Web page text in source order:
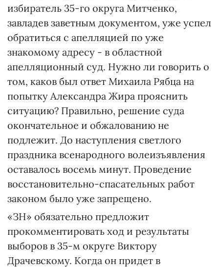
избиратель 35-го округа Митченко,
завладев заветным документом, уже успел
обратиться с апелляцией по уже
знакомому адресу - в областной
апелляционный суд. Нужно ли говорить о
том, каков был ответ Михаила Рябца на
попытку Александра Жира прояснить
ситуацию? Правильно, решение суда
окончательное и обжалованию не
подлежит. До наступления светлого
праздника всенародного волеизъявления
оставалось восемь минут. Проведение
восстановительно-спасательных работ
законом было уже запрещено.
«ЗН» обязательно предложит
прокомментировать ход и результаты
выборов в 35-м округе Виктору
Драчевскому. Когда он придет в